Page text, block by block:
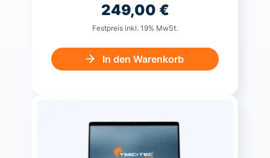
249,00 €
Festpreis inkl. 19% MwSt.
In den Warenkorb